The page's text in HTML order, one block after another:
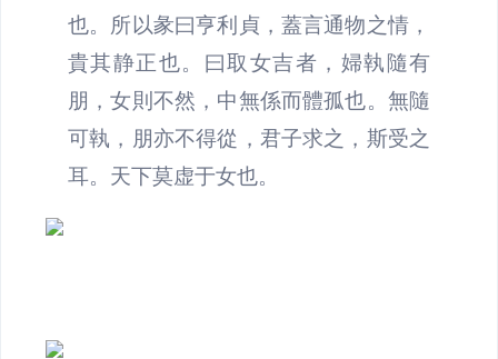
也。所以彖曰亨利貞，蓋言通物之情，
貴其静正也。曰取女吉者，婦執隨有
朋，女則不然，中無係而體孤也。無隨
可執，朋亦不得從，君子求之，斯受之
耳。天下莫虚于女也。